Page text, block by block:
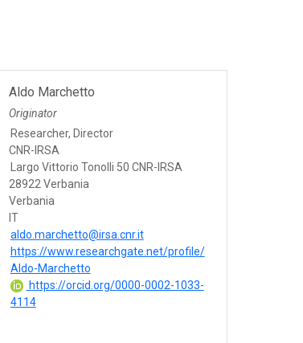
Aldo Marchetto
Originator
Researcher, Director
CNR-IRSA
Largo Vittorio Tonolli 50 CNR-IRSA
28922 Verbania
Verbania
IT
aldo.marchetto@irsa.cnr.it
https://www.researchgate.net/profile/
Aldo-Marchetto
https://orcid.org/0000-0002-1033-
4114